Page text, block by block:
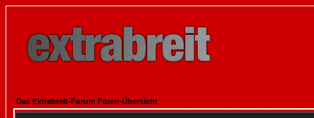
Das Extrabreit-Forum Foren-Übersicht